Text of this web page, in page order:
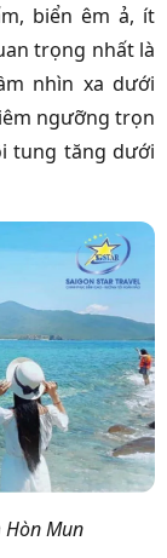
biển êm ả, ít
trọng nhất là
nhìn xa dưới
ngưỡng trọn
tung tăng dưới
Mun